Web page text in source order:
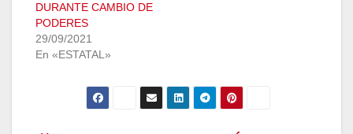
DURANTE CAMBIO DE
PODERES
29/09/2021
En «ESTATAL»